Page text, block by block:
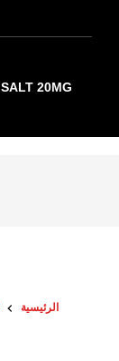
SALT 20MG
الرئيسية